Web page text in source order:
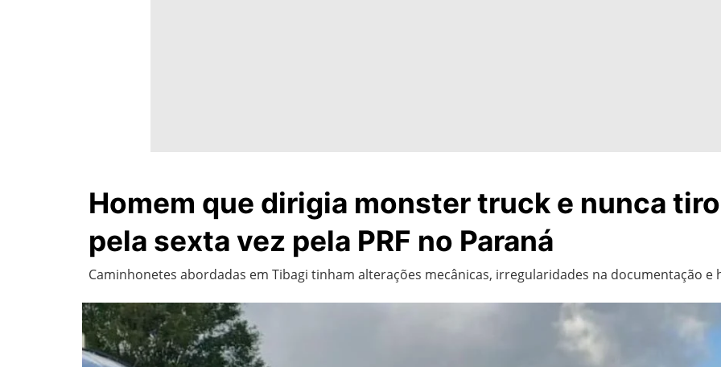
Homem que dirigia monster truck e nunca
pela sexta vez pela PRF no Paraná
Caminhonetes abordadas em Tibagi tinham alterações mecânicas, irregularidades na documentação